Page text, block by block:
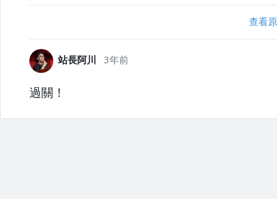
查看
站長阿川 3年前
過關！